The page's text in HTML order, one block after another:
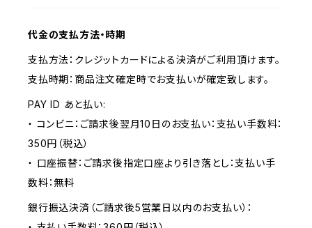
代金の支払方法・時期
支払方法：クレジットカードによる決済がご利用頂けます。
支払時期：商品注文確定時でお支払いが確定致します。
PAY ID あと払い:
・ コンビニ：ご請求後翌月10日のお支払い：支払い手数料：
350円（税込）
・ 口座振替：ご請求後指定口座より引き落とし：支払い手
数料：無料
銀行振込決済（ご請求後5営業日以内のお支払い）：